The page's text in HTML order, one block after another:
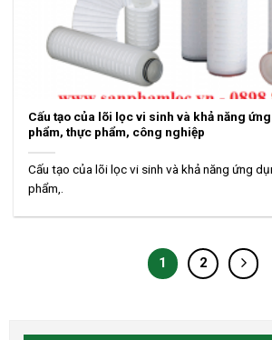
Cấu tạo của lõi lọc vi sinh và khả năng
phẩm, thực phẩm, công nghiệp
Cấu tạo của lõi lọc vi sinh và khả năng ứng
phẩm,.
1 2